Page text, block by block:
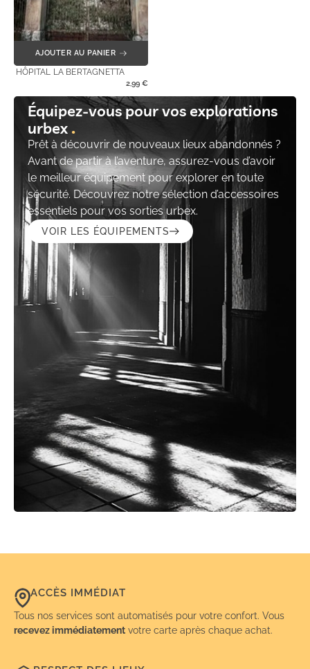
AJOUTER AU PANIER
HÔPITAL LA BERTAGNETTA
2,99 €
Équipez-vous pour vos explorations
urbex
Prêt à découvrir de nouveaux lieux abandonnés ?
Avant de partir à l’aventure, assurez-vous d’avoir
le meilleur équipement pour explorer en toute
sécurité. Découvrez notre sélection d’accessoires
essentiels pour vos sorties urbex.
VOIR LES ÉQUIPEMENTS
ACCÈS IMMÉDIAT
Tous nos services sont automatisés pour votre confort. Vous
recevez immédiatement votre carte après chaque achat.